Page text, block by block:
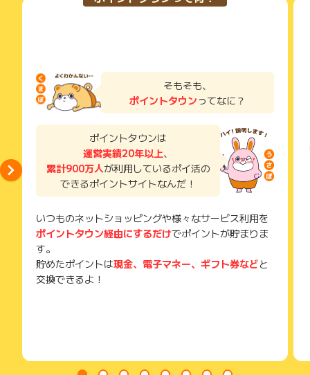
法がある場合、必ずサイト上のWEBフォームからお申し込みく
お申し込みやお買い物後、利用したサイトから送られる購入完
了などのメールは、ポイント獲得するまで必ず保管してくださ
獲得待ち・獲得失敗の状態でお問い合わせされる際に、該当の
メールを送っていただく場合がございます。
そのため、紛失・破棄された場合は対応いたしかねますので、
ご注意ください。
(※) SafariやChromeなどwebサイトを表示するアプリのこと
広告主様に直接行わないようお願いいたします。
そもそも、
ポイントタウンってなに？
ポイントタウンは
運営実績20年以上、
累計900万人が利用しているポイ活の
できるポイントサイトなんだ！
いつものネットショッピングや様々なサービス利用を
ポイントタウン経由にするだけでポイントが貯まりま
す。
貯めたポイントは現金、電子マネー、ギフト券などと
交換できるよ！